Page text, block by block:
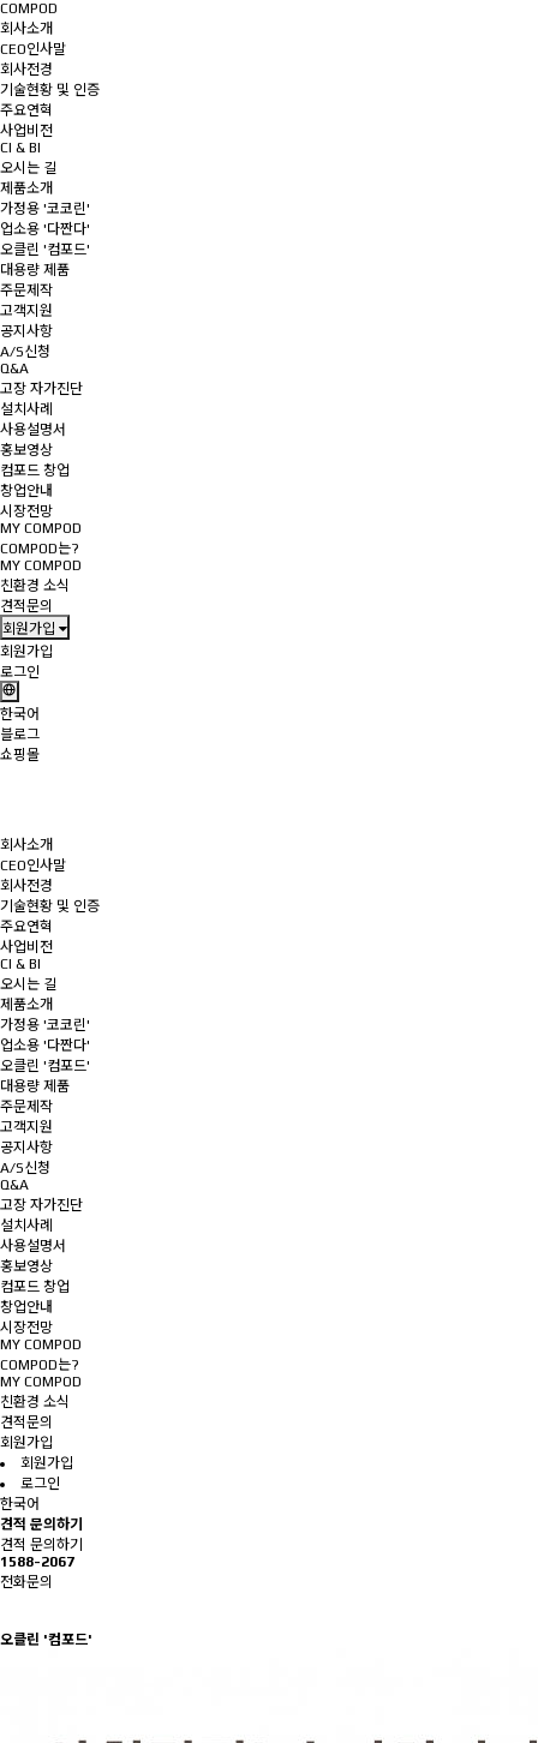
COMPOD
회사소개
CEO인사말
회사전경
기술현황 및 인증
주요연혁
사업비전
CI & BI
오시는 길
제품소개
가정용 '코코린'
업소용 '다짠다'
오클린 '컴포드'
대용량 제품
주문제작
고객지원
공지사항
A/S신청
Q&A
고장 자가진단
설치사례
사용설명서
홍보영상
컴포드 창업
창업안내
시장전망
MY COMPOD
COMPOD는?
MY COMPOD
친환경 소식
견적문의
회원가입
회원가입
로그인
한국어
블로그
쇼핑몰
회사소개
CEO인사말
회사전경
기술현황 및 인증
주요연혁
사업비전
CI & BI
오시는 길
제품소개
가정용 '코코린'
업소용 '다짠다'
오클린 '컴포드'
대용량 제품
주문제작
고객지원
공지사항
A/S신청
Q&A
고장 자가진단
설치사례
사용설명서
홍보영상
컴포드 창업
창업안내
시장전망
MY COMPOD
COMPOD는?
MY COMPOD
친환경 소식
견적문의
회원가입
회원가입
로그인
한국어
견적 문의하기
견적 문의하기
1588-2067
전화문의
오클린 '컴포드'